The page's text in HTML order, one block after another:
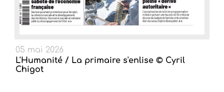
05 mai 2026
L'Humanité / La primaire s'enlise © Cyril
Chigot